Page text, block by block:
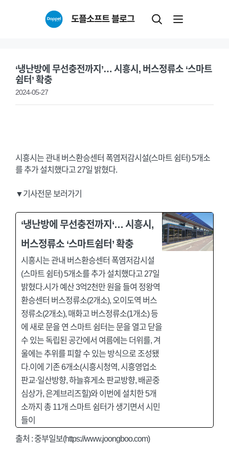
도플소프트 블로그
‘냉난방에 무선충전까지’… 시흥시, 버스정류소 ‘스마트
쉼터’ 확충
2024-05-27
시흥시는 관내 버스환승센터 폭염저감시설(스마트 쉼터) 5개소
를 추가 설치했다고 27일 밝혔다.
▼기사전문 보러가기
‘냉난방에 무선충전까지‘… 시흥시,
버스정류소 ‘스마트쉼터’ 확충
시흥시는 관내 버스환승센터 폭염저감시설
(스마트 쉼터) 5개소를 추가 설치했다고 27일
밝혔다.시가 예산 3억2천만 원을 들여 정왕역
환승센터 버스정류소(2개소), 오이도역 버스
정류소(2개소), 매화고 버스정류소(1개소) 등
에 새로 문을 연 스마트 쉼터는 문을 열고 닫을
수 있는 독립된 공간에서 여름에는 더위를, 겨
울에는 추위를 피할 수 있는 방식으로 조성됐
다.이에 기존 6개소(시흥시청역, 시흥영업소
판교·일산방향, 하늘휴게소 판교방향, 배곧중
심상가, 은계브리즈힐)와 이번에 설치한 5개
소까지 총 11개 스마트 쉼터가 생기면서 시민
들이
출처 : 중부일보(https://www.joongboo.com)